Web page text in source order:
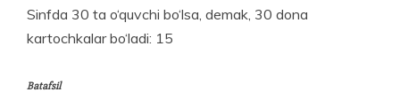
Sinfda 30 ta o‘quvchi bo‘lsa, demak, 30 dona
kartochkalar bo‘ladi: 15
Batafsil